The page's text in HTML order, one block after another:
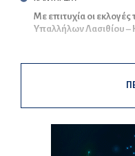
Με επιτυχία οι
Υπαλλήλων Λασιθίου –